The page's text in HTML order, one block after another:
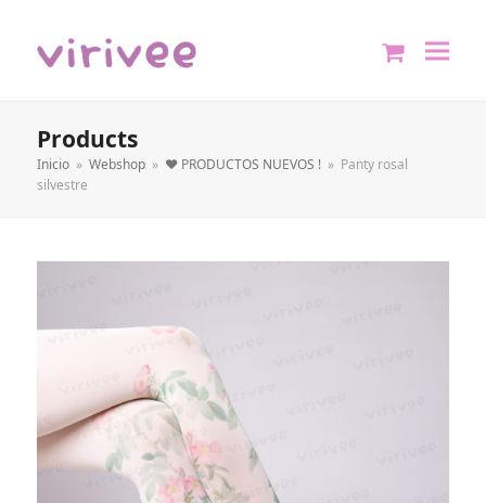
Products
Inicio » Webshop » ❤️ PRODUCTOS NUEVOS ! » Panty rosal
silvestre